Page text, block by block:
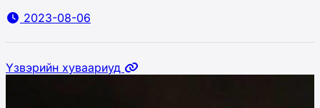
2023-08-06
Үзвэрийн хуваариуд